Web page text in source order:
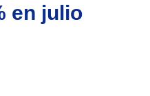
en julio